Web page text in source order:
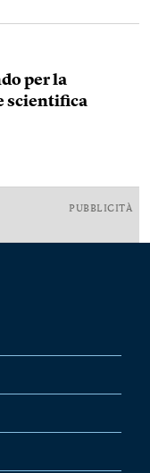
per la
scientifica
PUBBLICITÀ